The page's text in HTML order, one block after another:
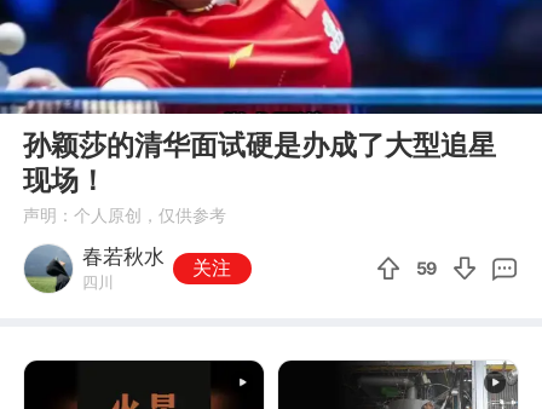
00:00 00:37
孙颖莎的清华面试硬是办成了大型追星
现场！
声明：个人原创，仅供参考
春若秋水
四川
关注 59